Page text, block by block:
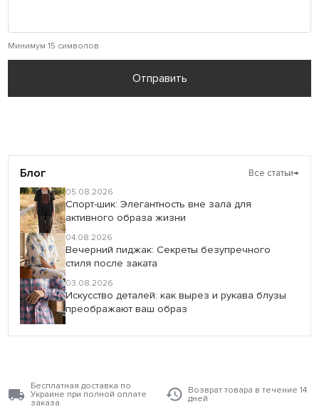
Минимум 15 символов
Отправить
Блог Все статьи→
05.08.2026
Спорт-шик: Элегантность вне зала для
активного образа жизни
04.08.2026
Вечерний пиджак: Секреты безупречного
стиля после заката
03.08.2026
Искусство деталей: как вырез и рукава блузы
преображают ваш образ
Бесплатная доставка по
Украине при полной оплате
заказа
Возврат товара в течение 14
дней